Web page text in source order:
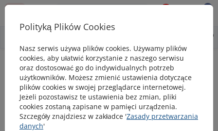
0
Obroże WAUDOG Glamour skórzana obroża dla psa z
WAUDOG Glamour skórzana obroża dla
psa z paszportem QR, okrągła, czerwona
0
Polityką Plików Cookies
Nasz serwis używa plików cookies. Używamy plików
cookies, aby ułatwić korzystanie z naszego serwisu
oraz dostosować go do indywidualnych potrzeb
użytkowników. Możesz zmienić ustawienia dotyczące
plików cookies w swojej przeglądarce internetowej.
Jeżeli pozostawisz te ustawienia bez zmian, pliki
cookies zostaną zapisane w pamięci urządzenia.
Szczegóły znajdziesz w zakładce 'Zasady przetwarzania
danych'